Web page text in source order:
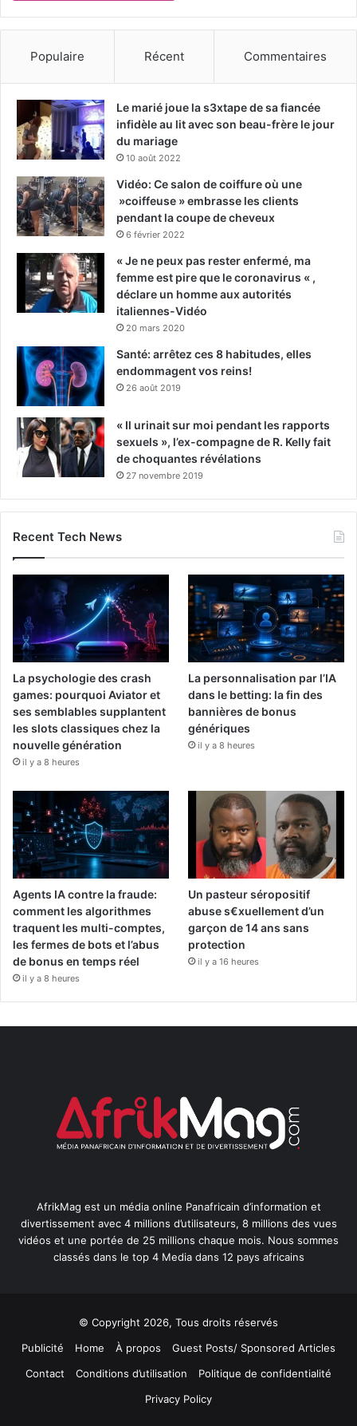
Populaire Récent Commentaires
Le marié joue la s3xtape de sa fiancée
infidèle au lit avec son beau-frère le jour
du mariage
10 août 2022
Vidéo: Ce salon de coiffure où une
»coiffeuse » embrasse les clients
pendant la coupe de cheveux
6 février 2022
« Je ne peux pas rester enfermé, ma
femme est pire que le coronavirus « ,
déclare un homme aux autorités
italiennes-Vidéo
20 mars 2020
Santé: arrêtez ces 8 habitudes, elles
endommagent vos reins!
26 août 2019
« Il urinait sur moi pendant les rapports
sexuels », l’ex-compagne de R. Kelly fait
de choquantes révélations
27 novembre 2019
Recent Tech News
La psychologie des crash
games: pourquoi Aviator et
ses semblables supplantent
les slots classiques chez la
nouvelle génération
il y a 8 heures
La personnalisation par l’IA
dans le betting: la fin des
bannières de bonus
génériques
il y a 8 heures
Agents IA contre la fraude:
comment les algorithmes
traquent les multi-comptes,
les fermes de bots et l’abus
de bonus en temps réel
il y a 8 heures
Un pasteur séropositif
abuse s€xuellement d’un
garçon de 14 ans sans
protection
il y a 16 heures
AfrikMag est un média online Panafricain d’information et
divertissement avec 4 millions d’utilisateurs, 8 millions des vues
vidéos et une portée de 25 millions chaque mois. Nous sommes
classés dans le top 4 Media dans 12 pays africains
© Copyright 2026, Tous droits réservés
Publicité
Home À propos
Guest Posts/ Sponsored Articles
Contact
Conditions d’utilisation
Politique de confidentialité
Privacy Policy